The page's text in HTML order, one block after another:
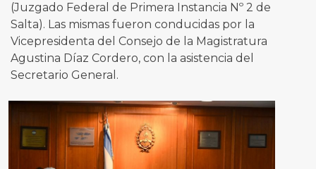
(Juzgado Federal de Primera Instancia Nº 2 de
Salta). Las mismas fueron conducidas por la
Vicepresidenta del Consejo de la Magistratura
Agustina Díaz Cordero, con la asistencia del
Secretario General.